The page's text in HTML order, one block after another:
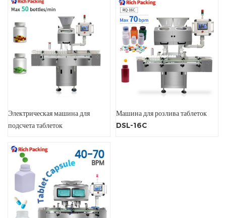
Электрическая машина для
подсчета таблеток
Машина для розлива таблеток
DSL-16C